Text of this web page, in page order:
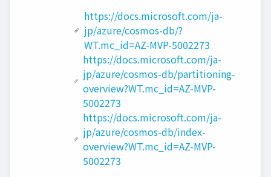
https://docs.microsoft.com/ja-
jp/azure/cosmos-db/?
WT.mc_id=AZ-MVP-5002273
https://docs.microsoft.com/ja-
jp/azure/cosmos-db/partitioning-
overview?WT.mc_id=AZ-MVP-
5002273
https://docs.microsoft.com/ja-
jp/azure/cosmos-db/index-
overview?WT.mc_id=AZ-MVP-
5002273